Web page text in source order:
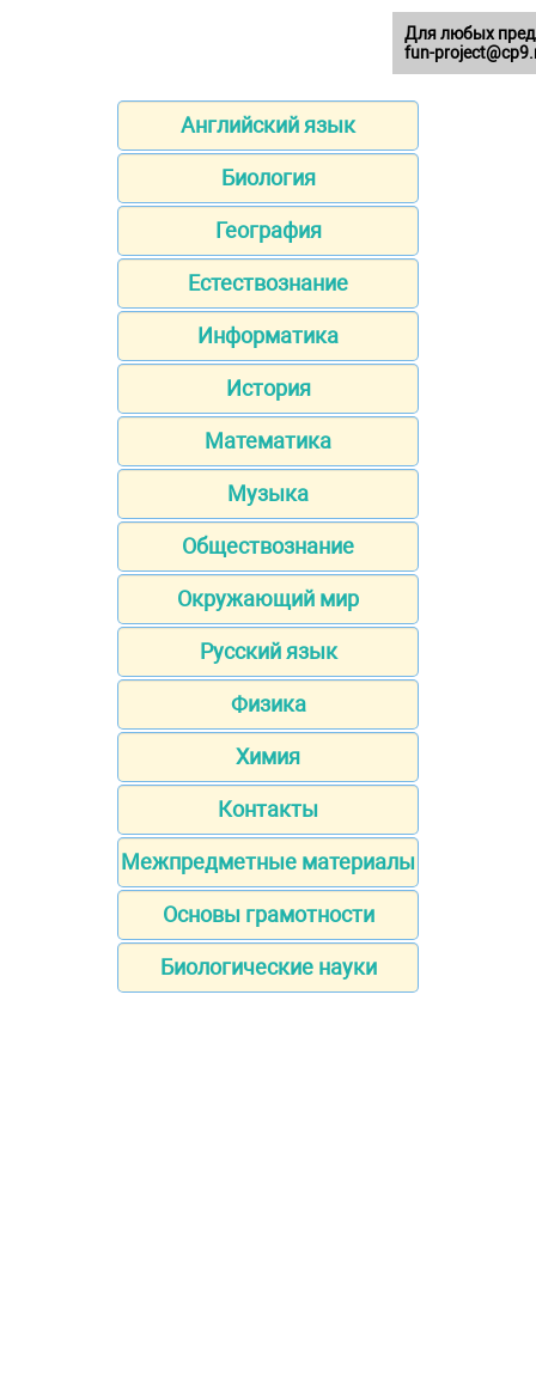
Английский язык
Биология
География
Естествознание
Информатика
История
Математика
Музыка
Обществознание
Окружающий мир
Русский язык
Физика
Химия
Контакты
Межпредметные материалы
Основы грамотности
Биологические науки
Для любых
fun-